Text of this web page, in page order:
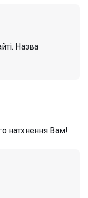
Назва
натхнення Вам!